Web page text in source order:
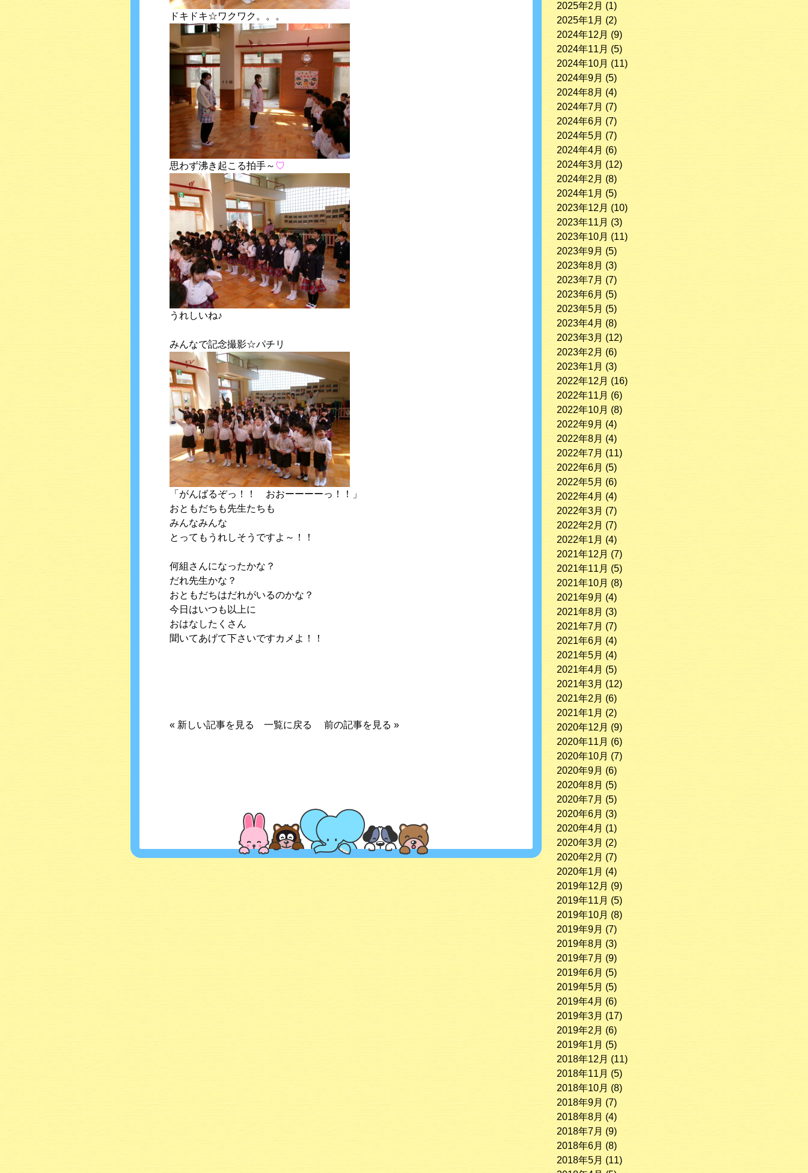
ドキドキ☆ワクワク。。。
思わず沸き起こる拍手～ ♡
うれしいね♪
みんなで記念撮影☆パチリ
「がんばるぞっ！！ おおーーーーっ！！」
おともだちも先生たちも
みんなみんな
とってもうれしそうですよ～！！
何組さんになったかな？
だれ先生かな？
おともだちはだれがいるのかな？
今日はいつも以上に
おはなしたくさん
聞いてあげて下さいですカメよ！！
« 新しい記事を見る 一覧に戻る 前の記事を見る »
2025年2月 (1)
2025年1月 (2)
2024年12月 (9)
2024年11月 (5)
2024年10月 (11)
2024年9月 (5)
2024年8月 (4)
2024年7月 (7)
2024年6月 (7)
2024年5月 (7)
2024年4月 (6)
2024年3月 (12)
2024年2月 (8)
2024年1月 (5)
2023年12月 (10)
2023年11月 (3)
2023年10月 (11)
2023年9月 (5)
2023年8月 (3)
2023年7月 (7)
2023年6月 (5)
2023年5月 (5)
2023年4月 (8)
2023年3月 (12)
2023年2月 (6)
2023年1月 (3)
2022年12月 (16)
2022年11月 (6)
2022年10月 (8)
2022年9月 (4)
2022年8月 (4)
2022年7月 (11)
2022年6月 (5)
2022年5月 (6)
2022年4月 (4)
2022年3月 (7)
2022年2月 (7)
2022年1月 (4)
2021年12月 (7)
2021年11月 (5)
2021年10月 (8)
2021年9月 (4)
2021年8月 (3)
2021年7月 (7)
2021年6月 (4)
2021年5月 (4)
2021年4月 (5)
2021年3月 (12)
2021年2月 (6)
2021年1月 (2)
2020年12月 (9)
2020年11月 (6)
2020年10月 (7)
2020年9月 (6)
2020年8月 (5)
2020年7月 (5)
2020年6月 (3)
2020年4月 (1)
2020年3月 (2)
2020年2月 (7)
2020年1月 (4)
2019年12月 (9)
2019年11月 (5)
2019年10月 (8)
2019年9月 (7)
2019年8月 (3)
2019年7月 (9)
2019年6月 (5)
2019年5月 (5)
2019年4月 (6)
2019年3月 (17)
2019年2月 (6)
2019年1月 (5)
2018年12月 (11)
2018年11月 (5)
2018年10月 (8)
2018年9月 (7)
2018年8月 (4)
2018年7月 (9)
2018年6月 (8)
2018年5月 (11)